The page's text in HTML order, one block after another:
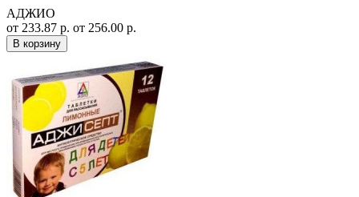
АДЖИО
от 233.87 р. от 256.00 р.
В корзину